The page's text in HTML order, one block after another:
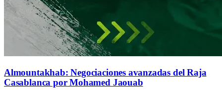
Almountakhab: Negociaciones avanzadas del Raja
Casablanca por Mohamed Jaouab